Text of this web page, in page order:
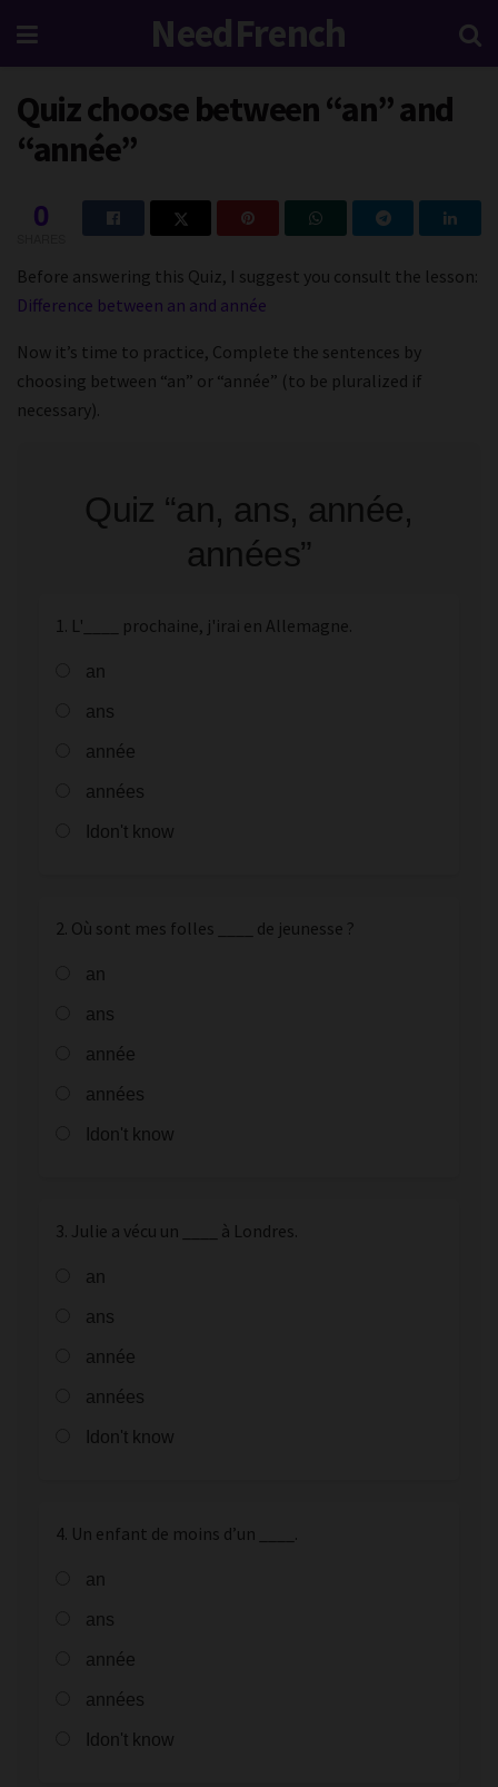
NeedFrench
Quiz choose between “an” and
“année”
0
Before answering this Quiz, I suggest you consult the lesson:
Difference between an and année
Now it’s time to practice, Complete the sentences by
choosing between “an” or “année” (to be pluralized if
necessary).
Quiz “an, ans, année,
années”
1. L'____ prochaine, j'irai en Allemagne.
an
ans
année
années
Idon't know
2. Où sont mes folles ____ de jeunesse ?
an
ans
année
années
Idon't know
3. Julie a vécu un ____ à Londres.
an
ans
année
années
Idon't know
4. Un enfant de moins d’un ____.
an
ans
année
années
Idon't know